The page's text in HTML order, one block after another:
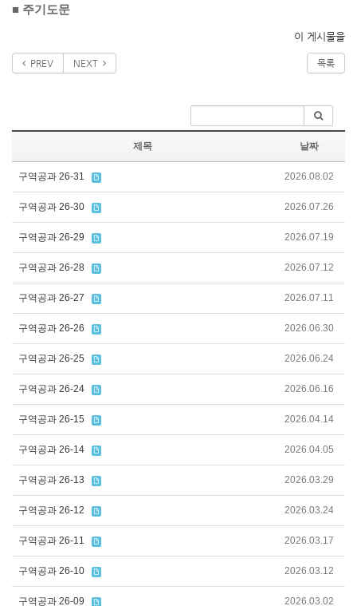
■ 주기도문
이 게시물을
PREV NEXT 목록
제목 날짜
구역공과 26-31 2026.08.02
구역공과 26-30 2026.07.26
구역공과 26-29 2026.07.19
구역공과 26-28 2026.07.12
구역공과 26-27 2026.07.11
구역공과 26-26 2026.06.30
구역공과 26-25 2026.06.24
구역공과 26-24 2026.06.16
구역공과 26-15 2026.04.14
구역공과 26-14 2026.04.05
구역공과 26-13 2026.03.29
구역공과 26-12 2026.03.24
구역공과 26-11 2026.03.17
구역공과 26-10 2026.03.12
구역공과 26-09 2026.03.02